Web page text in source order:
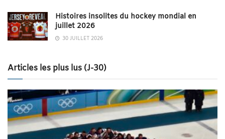
Histoires insolites du hockey mondial en
juillet 2026
30 JUILLET 2026
Articles les plus lus (J-30)